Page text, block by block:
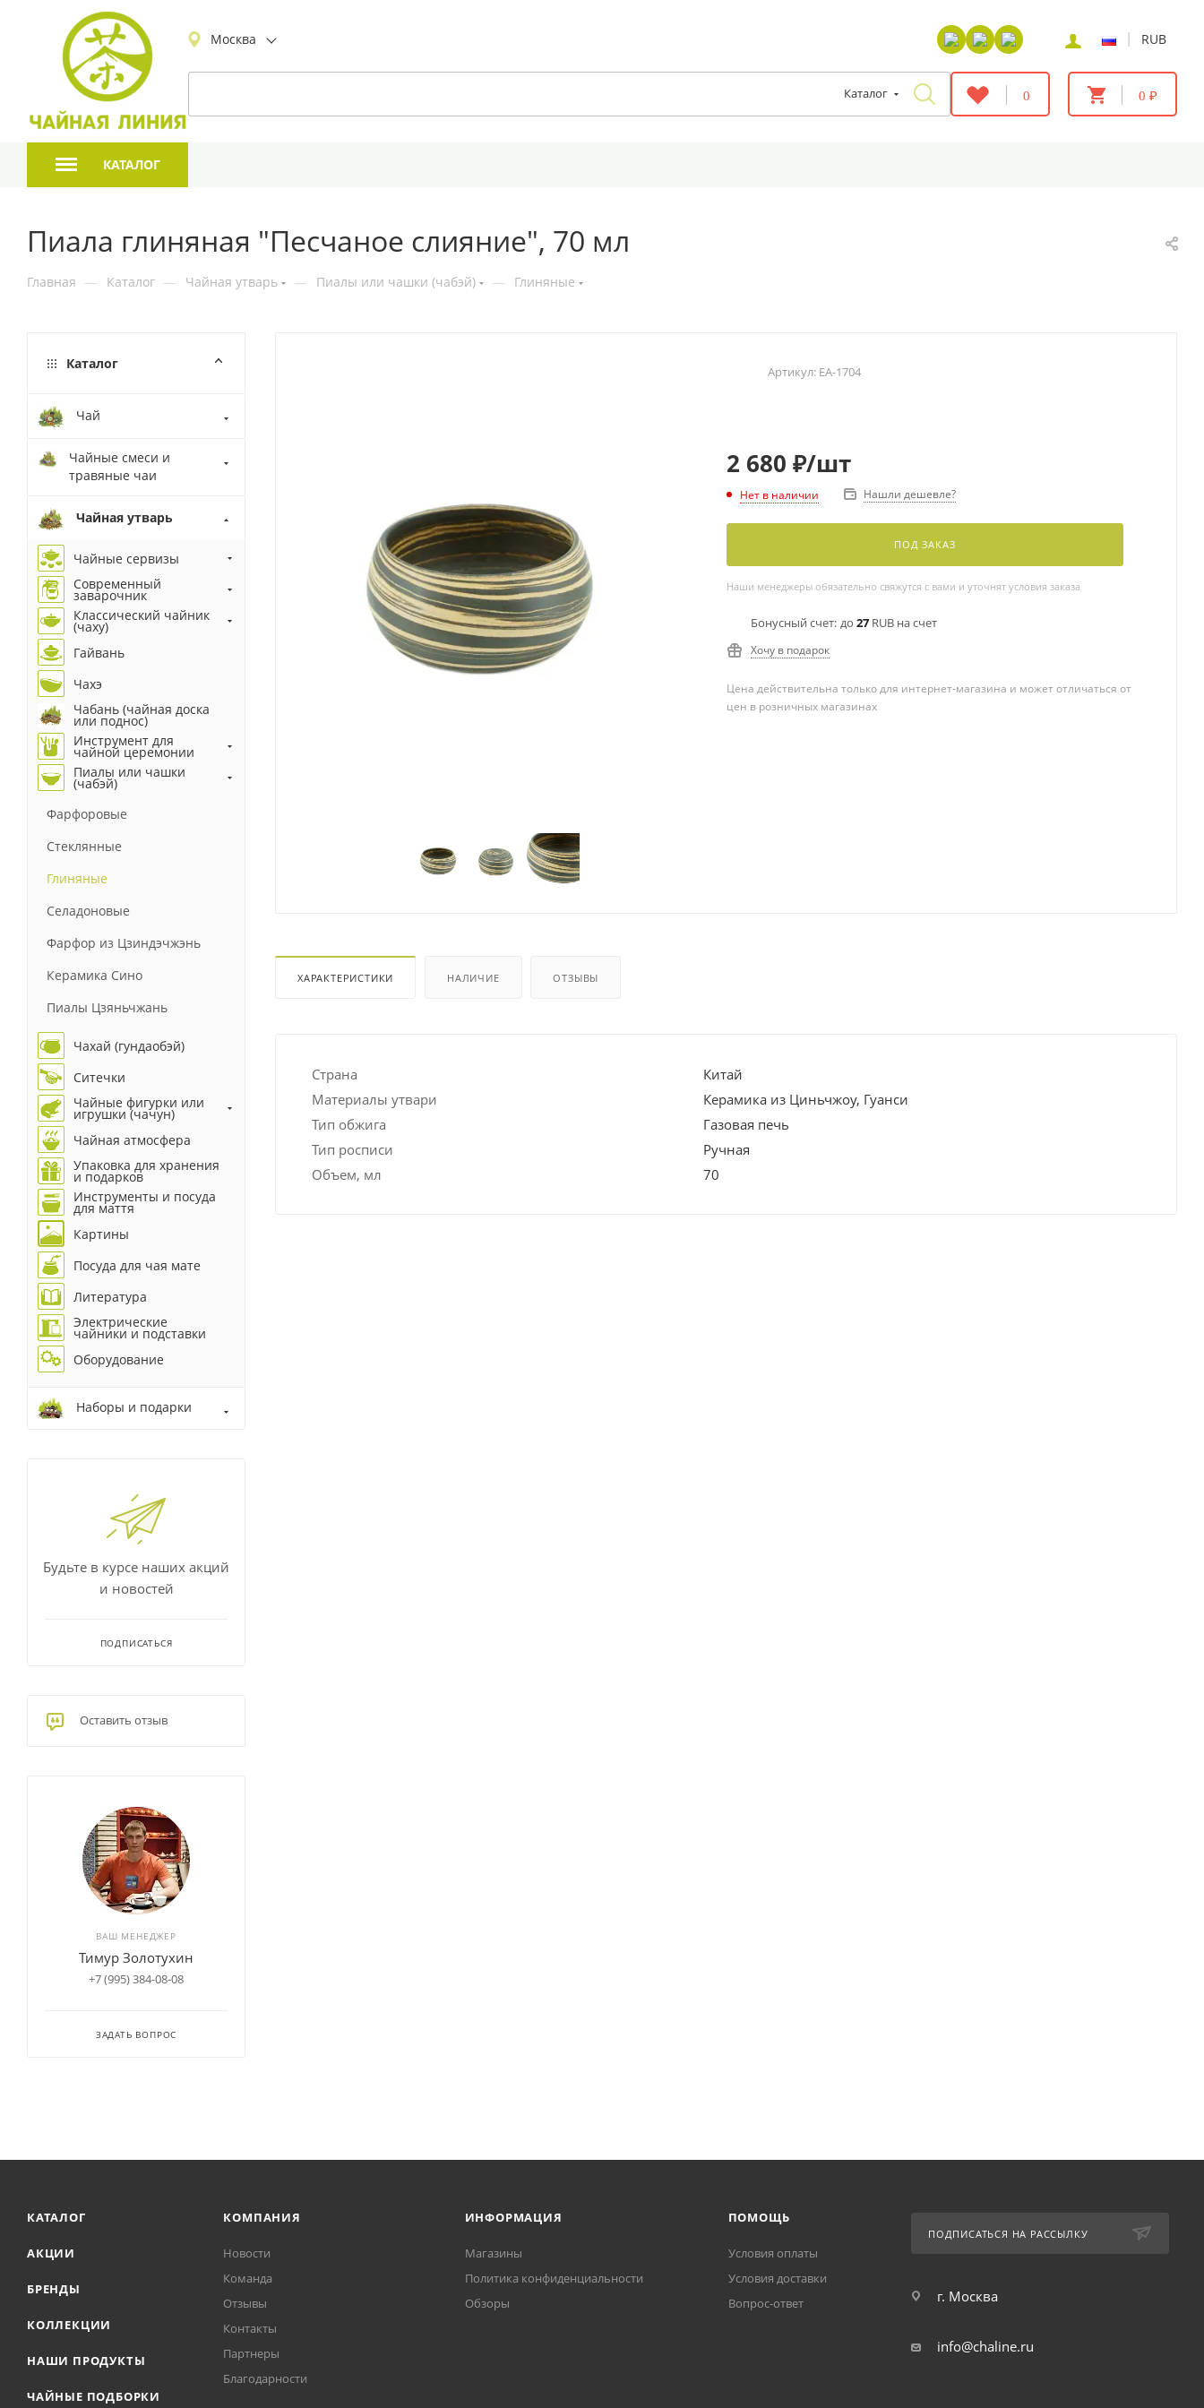
Москва | RUB
Каталог 0 0 ₽
КАТАЛОГ
Пиала глиняная "Песчаное слияние", 70 мл
Главная — Каталог — Чайная утварь — Пиалы или чашки (чабэй) — Глиняные
Артикул: EA-1704
2 680 ₽/шт
Нет в наличии Нашли дешевле?
ПОД ЗАКАЗ
Наши менеджеры обязательно свяжутся с вами и уточнят условия заказа
Бонусный счет: до 27RUB на счет
Хочу в подарок
Цена действительна только для интернет-магазина и может отличаться от
цен в розничных магазинах
ХАРАКТЕРИСТИКИ НАЛИЧИЕ ОТЗЫВЫ
Страна
Китай
Материалы утвари
Керамика из Циньчжоу, Гуанси
Тип обжига
Газовая печь
Тип росписи
Ручная
Объем, мл
70
Каталог
Чай
Чайные смеси и
травяные чаи
Чайная утварь
Чайные сервизы
Современный
заварочник
Классический чайник
(чаху)
Гайвань
Чахэ
Чабань (чайная доска
или поднос)
Инструмент для
чайной церемонии
Пиалы или чашки
(чабэй)
Фарфоровые
Стеклянные
Глиняные
Селадоновые
Фарфор из Цзиндэчжэнь
Керамика Сино
Пиалы Цзяньчжань
Чахай (гундаобэй)
Ситечки
Чайные фигурки или
игрушки (чачун)
Чайная атмосфера
Упаковка для хранения
и подарков
Инструменты и посуда
для маття
Картины
Посуда для чая мате
Литература
Электрические
чайники и подставки
Оборудование
Наборы и подарки
Будьте в курсе наших акций
и новостей
ПОДПИСАТЬСЯ
Оставить отзыв
ВАШ МЕНЕДЖЕР
Тимур Золотухин
+7 (995) 384-08-08
ЗАДАТЬ ВОПРОС
КАТАЛОГ
АКЦИИ
БРЕНДЫ
КОЛЛЕКЦИИ
НАШИ ПРОДУКТЫ
ЧАЙНЫЕ ПОДБОРКИ
КОМПАНИЯ
Новости
Команда
Отзывы
Контакты
Партнеры
Благодарности
ИНФОРМАЦИЯ
Магазины
Политика конфиденциальности
Обзоры
ПОМОЩЬ
Условия оплаты
Условия доставки
Вопрос-ответ
ПОДПИСАТЬСЯ НА РАССЫЛКУ
г. Москва
info@chaline.ru